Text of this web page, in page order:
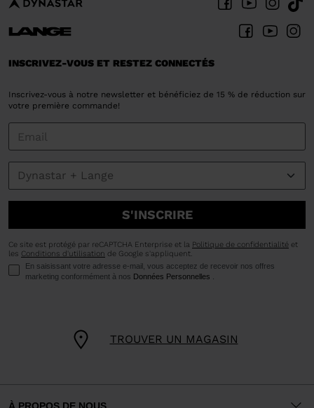
TROUVER UN MAGASIN
INSCRIVEZ-VOUS ET RESTEZ CONNECTÉS
Inscrivez-vous à notre newsletter et bénéficiez de 15 % de réduction sur
votre première commande!
S'INSCRIRE
Ce site est protégé par reCAPTCHA Enterprise et la Politique de confidentialité et
les Conditions d'utilisation de Google s'appliquent.
En saisissant votre adresse e-mail, vous acceptez de recevoir nos offres
marketing conformément à nos Données Personnelles .